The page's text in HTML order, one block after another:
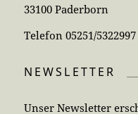
33100 Paderborn
Telefon 05251/5322997
NEWSLETTER
Unser Newsletter